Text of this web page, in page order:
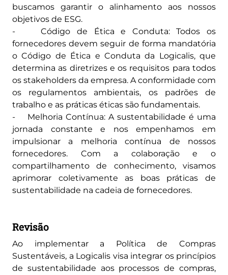
buscamos garantir o alinhamento aos nossos
objetivos de ESG.
- Código de Ética e Conduta: Todos os
fornecedores devem seguir de forma mandatória
o Código de Ética e Conduta da Logicalis, que
determina as diretrizes e os requisitos para todos
os stakeholders da empresa. A conformidade com
os regulamentos ambientais, os padrões de
trabalho e as práticas éticas são fundamentais.
- Melhoria Contínua: A sustentabilidade é uma
jornada constante e nos empenhamos em
impulsionar a melhoria contínua de nossos
fornecedores. Com a colaboração e o
compartilhamento de conhecimento, visamos
aprimorar coletivamente as boas práticas de
sustentabilidade na cadeia de fornecedores.
Revisão
Ao implementar a Política de Compras
Sustentáveis, a Logicalis visa integrar os princípios
de sustentabilidade aos processos de compras,